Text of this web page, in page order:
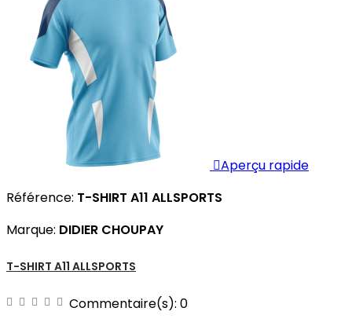
Aperçu rapide
Référence: T-SHIRT A11 ALLSPORTS
Marque: DIDIER CHOUPAY
T-SHIRT A11 ALLSPORTS
Commentaire(s): 0